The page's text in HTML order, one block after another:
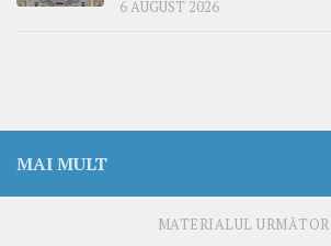
6 AUGUST 2026
MAI MULT
MATERIALUL URMĂTOR